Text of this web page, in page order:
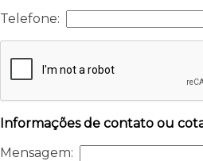
Telefone:
Informações de contato ou
Mensagem: